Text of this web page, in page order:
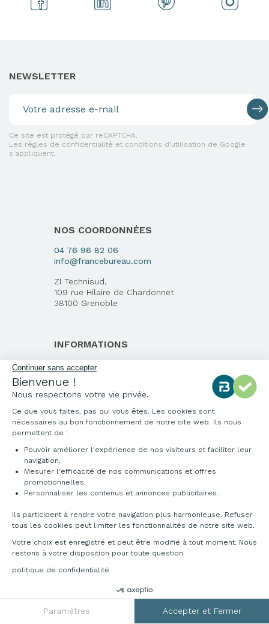
NEWSLETTER
Ce site est protégé par reCAPTCHA.
Les règles de confidentialité et conditions d'utilisation de Google
s'appliquent.
NOS COORDONNÉES
04 76 96 82 06
info@francebureau.com
ZI Technisud,
109 rue Hilaire de Chardonnet
38100 Grenoble
INFORMATIONS
Qui sommes-nous ?
Notre charte qualité
Environnement
Origine des produits
Livraison et installation